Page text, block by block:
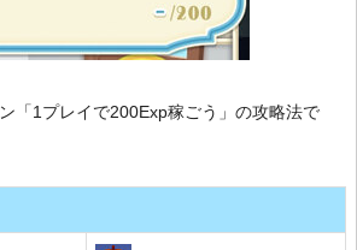
「1プレイで200Exp稼ごう」の攻略法で